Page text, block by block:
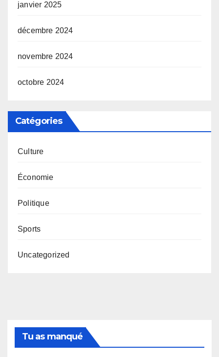
janvier 2025
décembre 2024
novembre 2024
octobre 2024
Catégories
Culture
Économie
Politique
Sports
Uncategorized
Tu as manqué